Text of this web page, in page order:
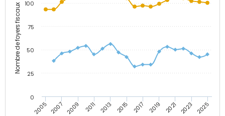
Nombre de foyers fiscaux
2005 2007 2009 2011 2013 2015 2017 2019 2021 2023 2025
0
25
50
75
100